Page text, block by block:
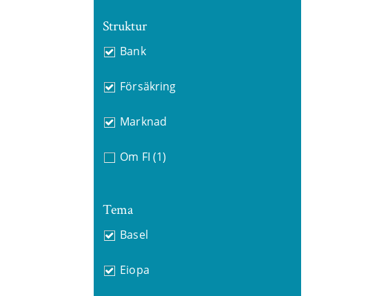
Struktur
Bank
Försäkring
Marknad
Om FI (1)
Tema
Basel
Eiopa